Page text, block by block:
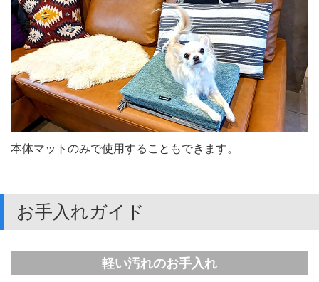
本体マットのみで使用することもできます。
お手入れガイド
軽い汚れのお手入れ